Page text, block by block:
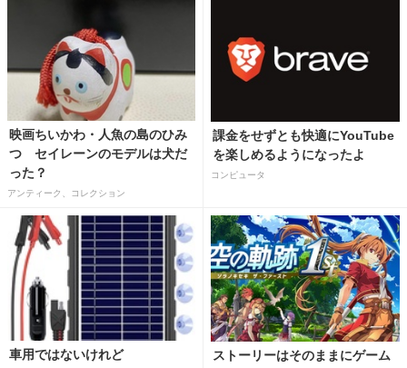
映画ちいかわ・人魚の島のひみ
つ セイレーンのモデルは犬だ
った？
アンティーク、コレクション
課金をせずとも快適にYouTube
を楽しめるようになったよ
コンピュータ
車用ではないけれど
ストーリーはそのままにゲーム